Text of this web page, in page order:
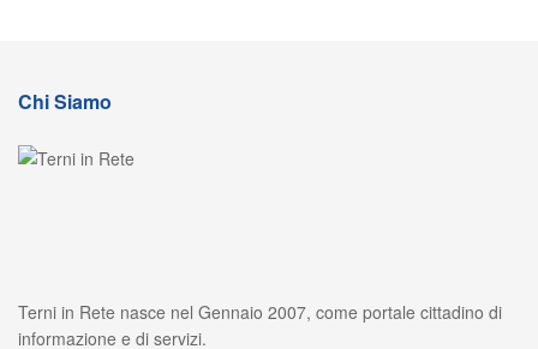
Chi Siamo
Terni in Rete nasce nel Gennaio 2007, come portale cittadino di
informazione e di servizi.